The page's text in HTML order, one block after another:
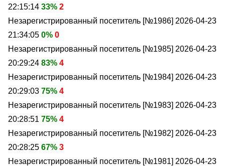
22:15:14 33% 2
Незарегистрированный посетитель [№1986] 2026-04-23
21:34:05 0% 0
Незарегистрированный посетитель [№1985] 2026-04-23
20:29:24 83% 4
Незарегистрированный посетитель [№1984] 2026-04-23
20:29:03 75% 4
Незарегистрированный посетитель [№1983] 2026-04-23
20:28:51 75% 4
Незарегистрированный посетитель [№1982] 2026-04-23
20:28:25 67% 3
Незарегистрированный посетитель [№1981] 2026-04-23